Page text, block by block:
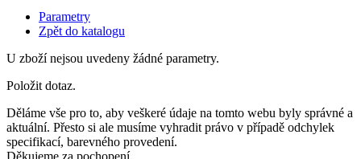
Parametry
Zpět do katalogu
U zboží nejsou uvedeny žádné parametry.
Položit dotaz.
Děláme vše pro to, aby veškeré údaje na tomto webu byly správné a
aktuální. Přesto si ale musíme vyhradit právo v případě odchylek
specifikací, barevného provedení.
Děkujeme za pochopení.